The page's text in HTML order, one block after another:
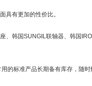
具有更加的性价比。
韩国SUNGIL联轴器、韩国
标准产品长期备有库存，随